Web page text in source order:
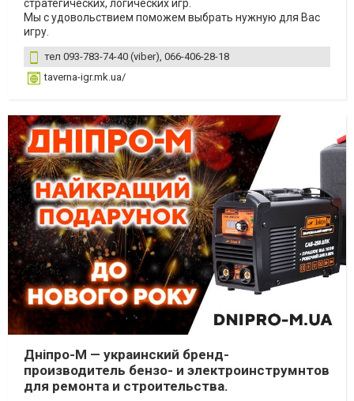
стратегических, логических игр.
Мы с удовольствием поможем выбрать нужную для Вас
игру.
тел ‎093-783-74-40 (viber), ‎066-406-28-18
taverna-igr.mk.ua/
Дніпро-М — украинский бренд-
производитель бензо- и электроинструмнтов
для ремонта и строительства.